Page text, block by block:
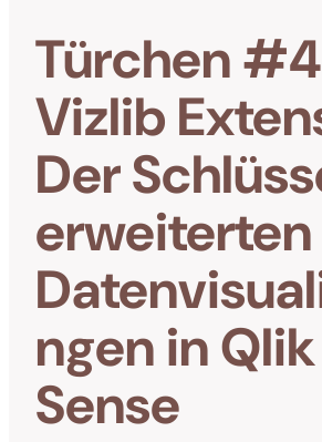
Türchen
Vizlib
Der
erweiterten
ngen in Qlik
Sense